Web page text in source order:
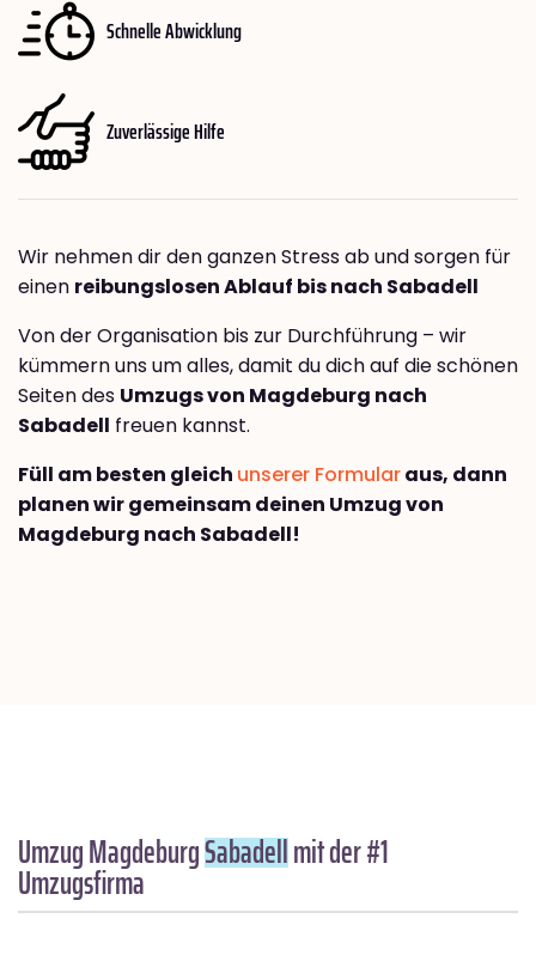
Schnelle Abwicklung
Zuverlässige Hilfe
Wir nehmen dir den ganzen Stress ab und sorgen für
einen reibungslosen Ablauf bis nach Sabadell
Von der Organisation bis zur Durchführung – wir
kümmern uns um alles, damit du dich auf die schönen
Seiten des Umzugs von Magdeburg nach
Sabadell freuen kannst.
Füll am besten gleich unserer Formularaus, dann
planen wir gemeinsam deinen Umzug von
Magdeburg nach Sabadell!
Umzug MagdeburgSabadellmit der #1
Umzugsfirma